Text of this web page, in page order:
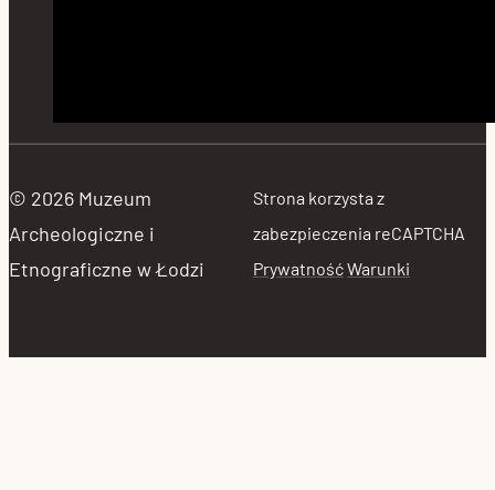
© 2026 Muzeum
Archeologiczne i
Etnograficzne w Łodzi
Strona korzysta z
zabezpieczenia reCAPTCHA
PrywatnośćWarunki